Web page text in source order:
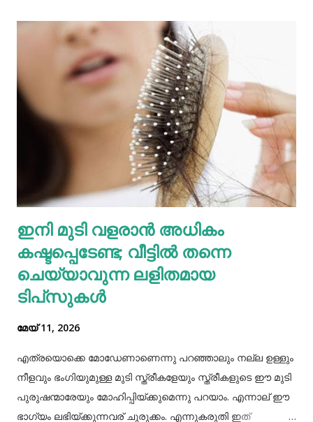
സമയവും മദ്യലഹരിയിലും. തന്‍റെ കുഞ്ഞിനെ ഒരു ലക്ഷം
രൂപക്ക് വില്‍പ്പന നടത്തിയതായി അച്ഛൻ
മദ്യലഹരിയിലിരിക്കെ സമീപവാസികളിലൊരാളോട് പറഞ്ഞു.
ഇതോടെയാണ് വിവരം പുറത്തറിഞ്ഞത്. തുടർന്ന്
അയല്‍വാസി പൊലീസിലും ചൈല്‍ഡ് ലൈനിലും വിവരം
അറിയിക്കുകയായിരുന്നു. പൊലീസെത്തി അച്ഛനെയും
അമ്മയെയും മുത്തശ്ശിയെയും ചോദ്യം ചെയ്തു.
മധുരയിലുള്ള ബന്ധുവിന് കുട്ടികളില്ലാത്തതിനാല്‍
വളർത്താൻ ഏല്‍പ്പിച്ചുവെന്നാണ് അച്ഛൻ പൊലീസിനോട്
ആദ്യം പറഞ്ഞത്. പോലീസ് മധുരയിലെത്തി പരിശോധന
നടത്തിയെങ്കിലും കുഞ്ഞ് അവിടെയില്ലെന്ന് കണ്ടെത്തി.
തുടർന്ന് അച്ഛനെ വീണ്ടും വിശദമായി ചോദ്യം ചെയ്തു.
തുടർന്ന് നടത...
ഇനി മുടി വളരാൻ അധികം
കഷ്ടപ്പെടേണ്ട; വീട്ടിൽ തന്നെ
ചെയ്യാവുന്ന ലളിതമായ
ടിപ്‌സുകൾ
മേയ് 11, 2026
എത്രയൊക്കെ മോഡേണാണെന്നു പറഞ്ഞാലും നല്ല ഉള്ളും
നീളവും ഭംഗിയുമുള്ള മുടി സ്ത്രീകളേയും സ്ത്രീകളുടെ ഈ മുടി
പുരുഷന്മാരേയും മോഹിപ്പിയ്ക്കുമെന്നു പറയാം. എന്നാല് ഈ
ഭാഗ്യം ലഭിയ്ക്കുന്നവര് ചുരുക്കം. എന്നുകരുതി ഇത്